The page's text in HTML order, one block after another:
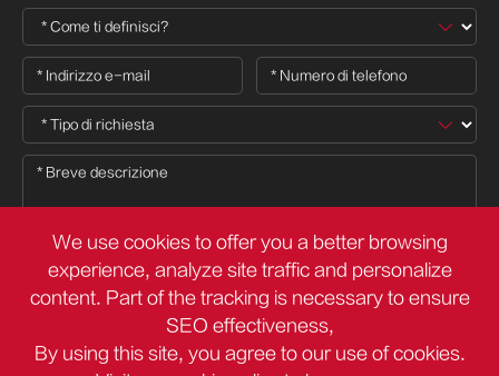
We use cookies to offer you a better browsing
experience, analyze site traffic and personalize
content. Part of the tracking is necessary to ensure
SEO effectiveness,
By using this site, you agree to our use of cookies.